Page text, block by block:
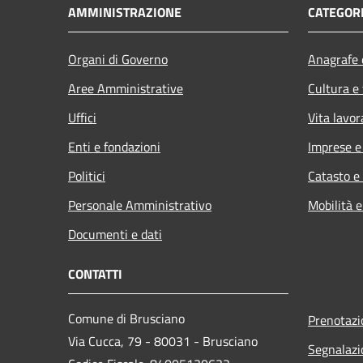
AMMINISTRAZIONE
Organi di Governo
Aree Amministrative
Uffici
Enti e fondazioni
Politici
Personale Amministrativo
Documenti e dati
Cultura
Vita
Imprese
Catasto
Mobilità
CONTATTI
Comune di Brusciano
Via Cucca, 79 - 80031 - Brusciano